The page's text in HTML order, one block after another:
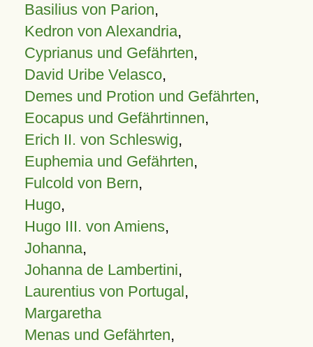
Basilius von Parion,
Kedron von Alexandria,
Cyprianus und Gefährten,
David Uribe Velasco,
Demes und Protion und Gefährten,
Eocapus und Gefährtinnen,
Erich II. von Schleswig,
Euphemia und Gefährten,
Fulcold von Bern,
Hugo,
Hugo III. von Amiens,
Johanna,
Johanna de Lambertini,
Laurentius von Portugal,
Margaretha
Menas und Gefährten,